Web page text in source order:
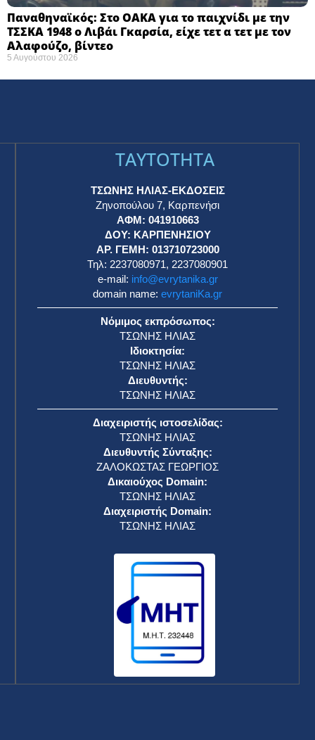
Παναθηναϊκός: Στο ΟΑΚΑ για το παιχνίδι με την
ΤΣΣΚΑ 1948 ο Λιβάι Γκαρσία, είχε τετ α τετ με τον
Αλαφούζο, βίντεο
5 Αυγούστου 2026
TAYTOTHTA
ΤΣΩΝΗΣ ΗΛΙΑΣ-ΕΚΔΟΣΕΙΣ
Ζηνοπούλου 7, Καρπενήσι
ΑΦΜ: 041910663
ΔΟΥ: ΚΑΡΠΕΝΗΣΙΟΥ
ΑΡ. ΓΕΜΗ: 013710723000
Τηλ: 2237080971, 2237080901
e-mail: info@evrytanika.gr
domain name: evrytaniKa.gr
Νόμιμος εκπρόσωπος:
ΤΣΩΝΗΣ ΗΛΙΑΣ
Ιδιοκτησία:
ΤΣΩΝΗΣ ΗΛΙΑΣ
Διευθυντής:
ΤΣΩΝΗΣ ΗΛΙΑΣ
Διαχειριστής ιστοσελίδας:
ΤΣΩΝΗΣ ΗΛΙΑΣ
Διευθυντής Σύνταξης:
ΖΑΛΟΚΩΣΤΑΣ ΓΕΩΡΓΙΟΣ
Δικαιούχος Domain:
ΤΣΩΝΗΣ ΗΛΙΑΣ
Διαχειριστής Domain:
ΤΣΩΝΗΣ ΗΛΙΑΣ